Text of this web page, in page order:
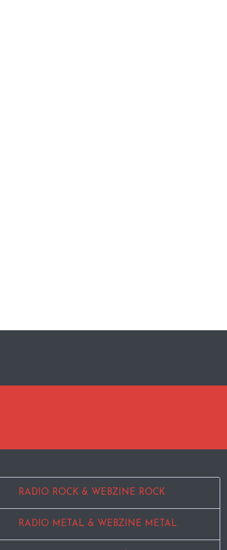
RADIO ROCK & WEBZINE ROCK
RADIO METAL & WEBZINE METAL